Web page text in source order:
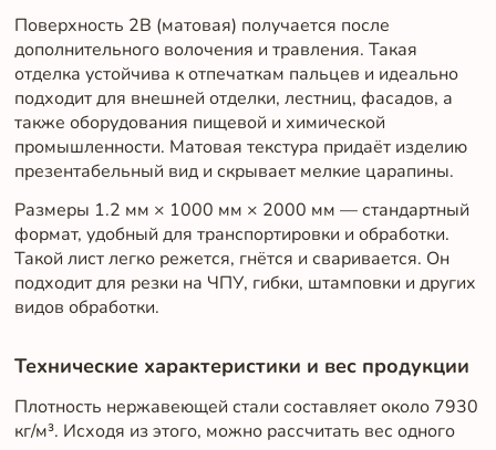
Поверхность 2B (матовая) получается после
дополнительного волочения и травления. Такая
отделка устойчива к отпечаткам пальцев и идеально
подходит для внешней отделки, лестниц, фасадов, а
также оборудования пищевой и химической
промышленности. Матовая текстура придаёт изделию
презентабельный вид и скрывает мелкие царапины.
Размеры 1.2 мм × 1000 мм × 2000 мм — стандартный
формат, удобный для транспортировки и обработки.
Такой лист легко режется, гнётся и сваривается. Он
подходит для резки на ЧПУ, гибки, штамповки и других
видов обработки.
Технические характеристики и вес продукции
Плотность нержавеющей стали составляет около 7930
кг/м³. Исходя из этого, можно рассчитать вес одного